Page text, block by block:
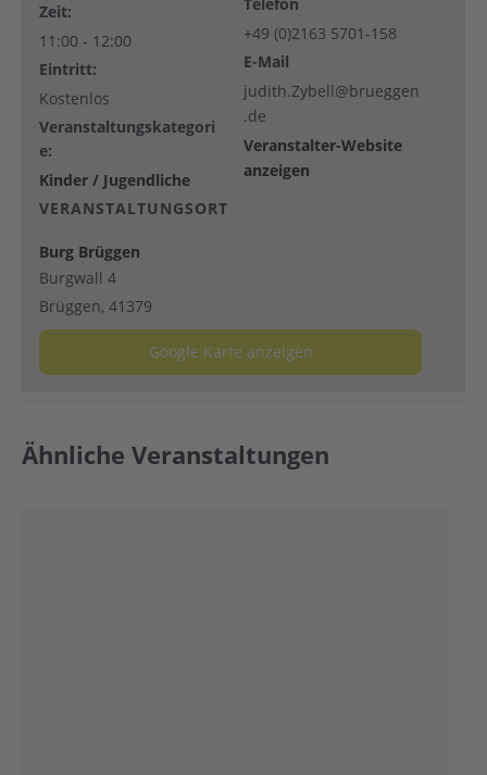
Zeit:
11:00 - 12:00
Eintritt:
Kostenlos
Veranstaltungskategori
e:
Kinder / Jugendliche
VERANSTALTUNGSORT
Burg Brüggen
Burgwall 4
Brüggen, 41379
Google Karte anzeigen
+49 (0)2163 5701-158
E-Mail
judith.Zybell@brueggen
.de
Veranstalter-Website
anzeigen
Ähnliche Veranstaltungen